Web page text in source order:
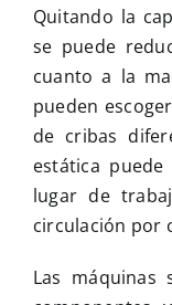
Quitando la
se puede
cuanto a la
pueden
de cribas
estática
lugar de
circulación por
Las máquinas